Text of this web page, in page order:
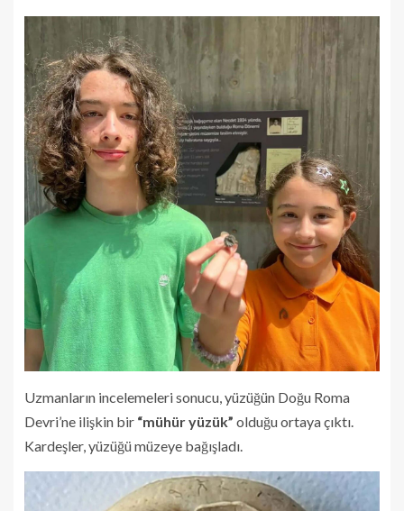
Uzmanların incelemeleri sonucu, yüzüğün Doğu Roma
Devri’ne ilişkin bir “mühür yüzük” olduğu ortaya çıktı.
Kardeşler, yüzüğü müzeye bağışladı.